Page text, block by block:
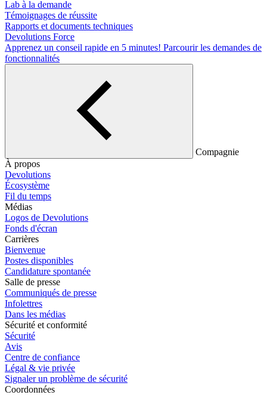
Lab à la demande
Témoignages de réussite
Rapports et documents techniques
Devolutions Force
Apprenez un conseil rapide en 5 minutes! Parcourir les demandes de
fonctionnalités
Compagnie
À propos
Devolutions
Écosystème
Fil du temps
Médias
Logos de Devolutions
Fonds d'écran
Carrières
Bienvenue
Postes disponibles
Candidature spontanée
Salle de presse
Communiqués de presse
Infolettres
Dans les médias
Sécurité et conformité
Sécurité
Avis
Centre de confiance
Légal & vie privée
Signaler un problème de sécurité
Coordonnées